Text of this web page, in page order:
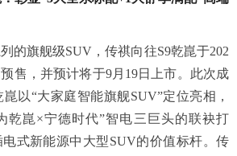
的旗舰级SUV，传祺向往S9乾崑于202
售，并预计将于9月19日上市。此次成
以“大家庭智能旗舰SUV”定位亮相，
乾崑×宁德时代”智电三巨头的联袂打
式新能源中大型SUV的价值标杆。传